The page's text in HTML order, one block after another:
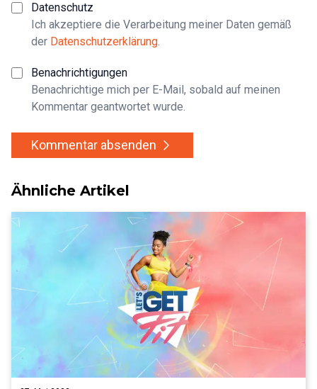
Datenschutz
Ich akzeptiere die Verarbeitung meiner Daten gemäß
der Datenschutzerklärung.
Benachrichtigungen
Benachrichtige mich per E-Mail, sobald auf meinen
Kommentar geantwortet wurde.
Kommentar absenden
Ähnliche Artikel